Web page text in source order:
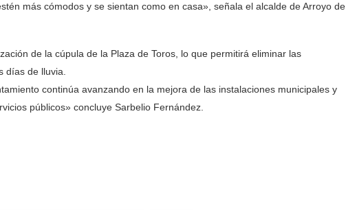
más cómodos y se sientan como en casa», señala el alcalde de Arroyo de
de la cúpula de la Plaza de Toros, lo que permitirá eliminar las
días de lluvia.
continúa avanzando en la mejora de las instalaciones municipales y
públicos» concluye Sarbelio Fernández.